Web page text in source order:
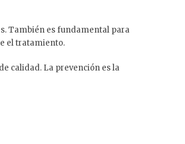
También es fundamental para
el tratamiento.
calidad. La prevención es la